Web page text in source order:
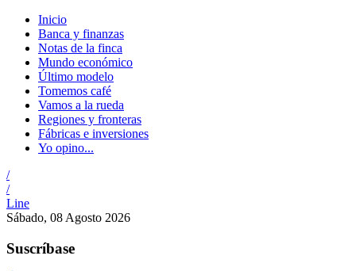
Inicio
Banca y finanzas
Notas de la finca
Mundo económico
Último modelo
Tomemos café
Vamos a la rueda
Regiones y fronteras
Fábricas e inversiones
Yo opino...
/
/
Line
Sábado, 08 Agosto 2026
Suscríbase